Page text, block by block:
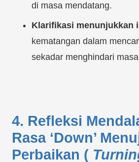
di masa mendatang.
Klarifikasi menunjukkan
kematangan dalam
sekadar menghindari
4. Refleksi
Rasa ‘Down’
Perbaikan (